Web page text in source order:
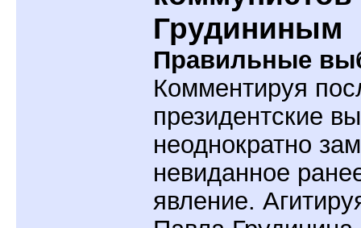
Грудининым
Правильные
Комментируя
президентские
неоднократно
невиданное
явление.